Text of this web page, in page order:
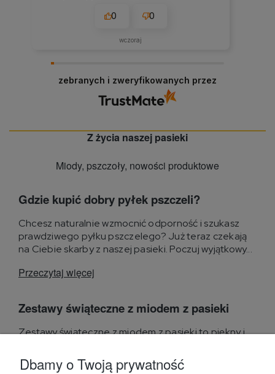
0 0
wczoraj
zebranych i zweryfikowanych przez
Z życia naszej pasieki
Miody, pszczoły, nowości produktowe
Gdzie kupić dobry pyłek pszczeli?
Chcesz naturalnie wzmocnić odporność i szukasz
prawdziwego pyłku pszczelego? Już teraz czekają
na Ciebie skarby z naszej pasieki. Poczuj wyjątkowy...
Przeczytaj więcej
Zestawy świąteczne z miodem z pasieki
Zestawy świąteczne z miodem z pasieki to piękny i
internetowego...
Dbamy o Twoją prywatność